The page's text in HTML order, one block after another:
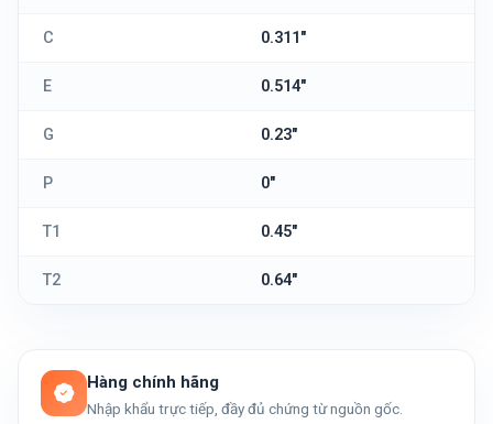
C 0.311"
E 0.514"
G 0.23"
P 0"
T1 0.45"
T2 0.64"
Hàng chính hãng
Nhập khẩu trực tiếp, đầy đủ chứng từ nguồn gốc.